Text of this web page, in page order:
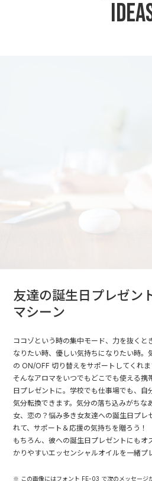
友達の誕生日プレゼン
マシーン
ココゾという時の集中モード、力を抜くと
なりたい時、優しい気持ちになりたい時。
の ON/OFF 切り替えをサポートしてくれま
そんなアロマをいつでもどこでも使える携
日プレゼントに。学校でも仕事場でも、自
気分転換できます。気分の落ち込みがちな
女、恋の？悩み多き女友達への誕生日プレ
れて、サポート＆応援の気持ちを贈ろう！
もちろん、彼への誕生日プレゼントにもオ
かりやすいエッセンシャルオイルを一緒プ
※ この画像にはフォント FE-03 で次のメッセージ